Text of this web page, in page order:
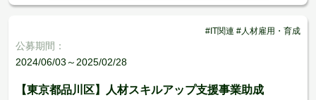
#IT関連 #人材雇用・育成
公募期間：
2024/06/03～2025/02/28
【東京都品川区】人材スキルアップ支援事業助成